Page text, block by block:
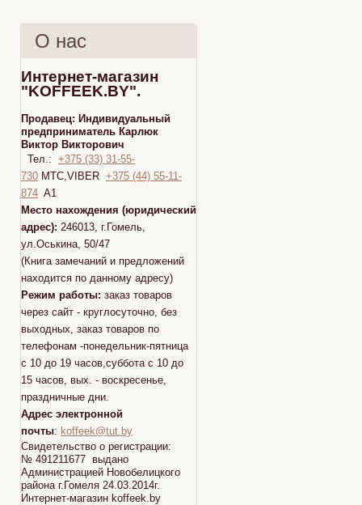
О нас
Интернет-магазин
"KOFFEEK.BY".
Продавец: Индивидуальный
предприниматель Карлюк
Виктор Викторович
Тел.: +375 (33) 31-55-
730 МТС,VIBER +375 (44) 55-11-
874 A1
Место нахождения (юридический
адрес): 246013, г.Гомель,
ул.Оськина, 50/47
(Книга замечаний и предложений
находится по данному адресу)
Режим работы: заказ товаров
через сайт - круглосуточно, без
выходных, заказ товаров по
телефонам -понедельник-пятница
с 10 до 19 часов,суббота с 10 до
15 часов, вых. - воскресенье,
праздничные дни.
Адрес электронной
почты: koffeek@tut.by
Свидетельство о регистрации:
№ 491211677 выдано
Администрацией Новобелицкого
района г.Гомеля 24.03.2014г.
Интернет-магазин koffeek.by